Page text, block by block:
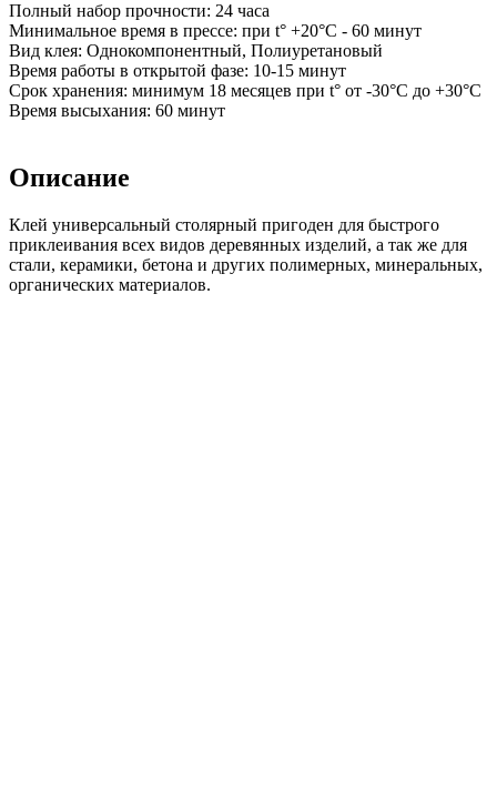
Полный набор прочности: 24 часа
Минимальное время в прессе: при t° +20°C - 60 минут
Вид клея: Однокомпонентный, Полиуретановый
Время работы в открытой фазе: 10-15 минут
Срок хранения: минимум 18 месяцев при t° от -30°C до +30°C
Время высыхания: 60 минут
Описание
Клей универсальный столярный пригоден для быстрого
приклеивания всех видов деревянных изделий, а так же для
стали, керамики, бетона и других полимерных, минеральных,
органических материалов.